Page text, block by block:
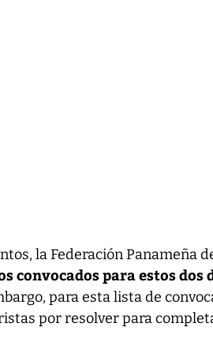
la Federación Panameña
convocados para estos dos
para esta lista de
por resolver para